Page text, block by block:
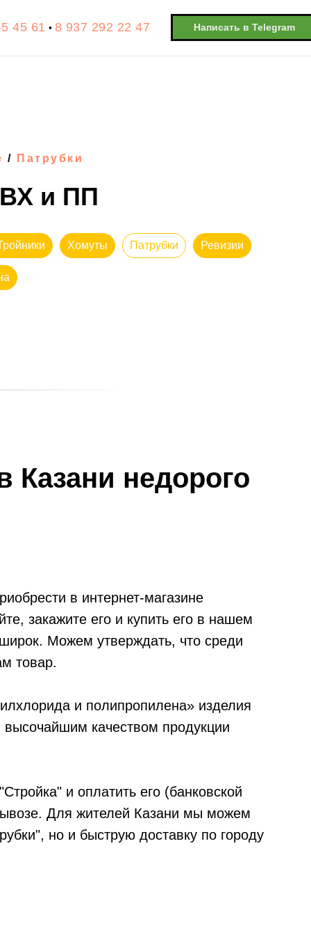
45 61 • 8 937 292 22 47 Написать в Telegram
/ Патрубки
и ПП
Хомуты Патрубки Ревизии
недорого
в интернет-магазине
закажите его и купить его в нашем
Можем утверждать, что среди
товар.
и полипропилена» изделия
качеством продукции
и оплатить его (банковской
Для жителей Казани мы можем
но и быструю доставку по городу